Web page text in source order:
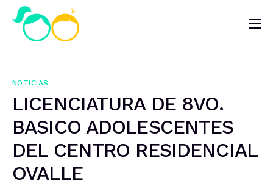
Nosotros
Noticias
¿Quieres ayudar?
NOTICIAS
LICENCIATURA DE 8VO.
BASICO ADOLESCENTES
DEL CENTRO RESIDENCIAL
OVALLE